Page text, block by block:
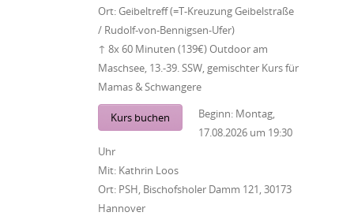
Ort:Geibeltreff (=T-Kreuzung Geibelstraße
/ Rudolf-von-Bennigsen-Ufer)
↑ 8x 60 Minuten (139€) Outdoor am
Maschsee, 13.-39. SSW, gemischter Kurs für
Mamas & Schwangere
Kurs buchen Beginn: Montag,
17.08.2026 um 19:30
Uhr
Mit: Kathrin Loos
Ort: PSH, Bischofsholer Damm 121, 30173
Hannover